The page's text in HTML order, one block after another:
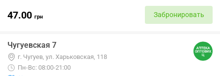
47.00 грн Забронировать
Чугуевская 7
г. Чугуев, ул. Харьковская, 118
Пн-Вс: 08:00-21:00